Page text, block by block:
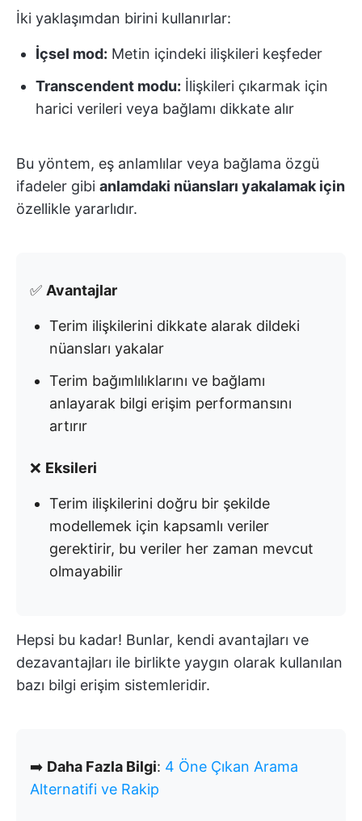
İki yaklaşımdan birini kullanırlar:
İçsel mod: Metin içindeki ilişkileri keşfeder
Transcendent modu: İlişkileri çıkarmak için
harici verileri veya bağlamı dikkate alır
Bu yöntem, eş anlamlılar veya bağlama özgü
ifadeler gibi anlamdaki nüansları yakalamak için
özellikle yararlıdır.
✅ Avantajlar
Terim ilişkilerini dikkate alarak dildeki
nüansları yakalar
Terim bağımlılıklarını ve bağlamı
anlayarak bilgi erişim performansını
artırır
❌ Eksileri
Terim ilişkilerini doğru bir şekilde
modellemek için kapsamlı veriler
gerektirir, bu veriler her zaman mevcut
olmayabilir
Hepsi bu kadar! Bunlar, kendi avantajları ve
dezavantajları ile birlikte yaygın olarak kullanılan
bazı bilgi erişim sistemleridir.
➡️ Daha Fazla Bilgi: 4 Öne Çıkan Arama
Alternatifi ve Rakip